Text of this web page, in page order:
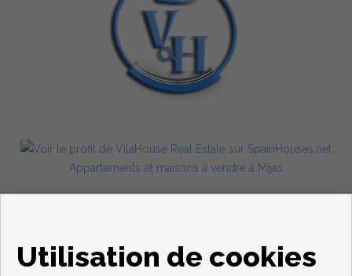
Appartements et maisons à vendre à Mijas
Utilisation de cookies